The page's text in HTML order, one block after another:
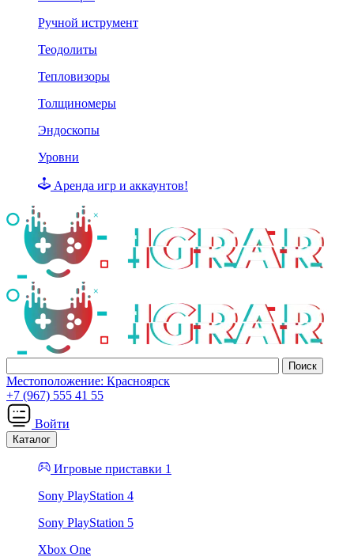
Ручной иструмент
Теодолиты
Тепловизоры
Толщиномеры
Эндоскопы
Уровни
Аренда игр и аккаунтов!
Местоположение: Красноярск
+7 (967) 555 41 55
Войти
Каталог
Игровые приставки 1
Sony PlayStation 4
Sony PlayStation 5
Xbox One